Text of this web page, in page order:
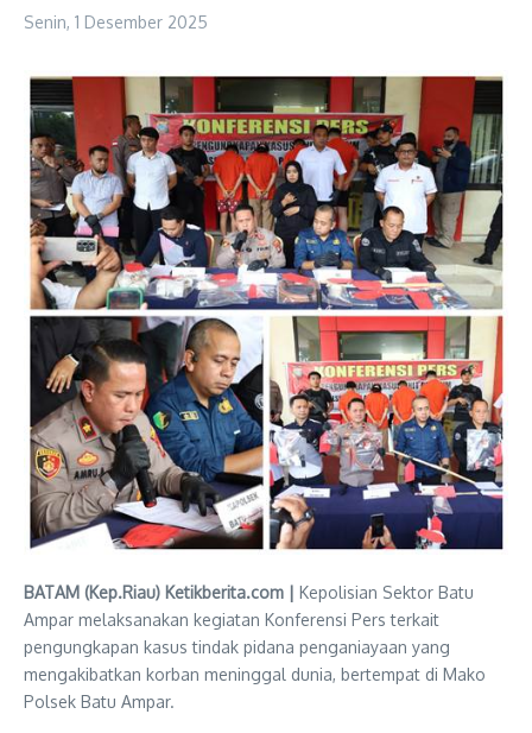
Senin, 1 Desember 2025
BATAM (Kep.Riau) Ketikberita.com | Kepolisian Sektor Batu
Ampar melaksanakan kegiatan Konferensi Pers terkait
pengungkapan kasus tindak pidana penganiayaan yang
mengakibatkan korban meninggal dunia, bertempat di Mako
Polsek Batu Ampar.